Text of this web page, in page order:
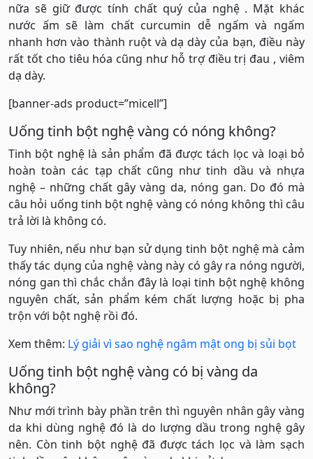
nữa sẽ giữ được tính chất quý của nghệ . Mặt khác
nước ấm sẽ làm chất curcumin dễ ngấm và ngấm
nhanh hơn vào thành ruột và dạ dày của bạn, điều này
rất tốt cho tiêu hóa cũng như hỗ trợ điều trị đau , viêm
dạ dày.
[banner-ads product=”micell”]
Uống tinh bột nghệ vàng có nóng không?
Tinh bột nghệ là sản phẩm đã được tách lọc và loại bỏ
hoàn toàn các tạp chất cũng như tinh dầu và nhựa
nghệ – những chất gây vàng da, nóng gan. Do đó mà
câu hỏi uống tinh bột nghệ vàng có nóng không thì câu
trả lời là không có.
Tuy nhiên, nếu như bạn sử dụng tinh bột nghệ mà cảm
thấy tác dụng của nghệ vàng này có gây ra nóng người,
nóng gan thì chắc chắn đây là loại tinh bột nghệ không
nguyên chất, sản phẩm kém chất lượng hoặc bị pha
trộn với bột nghệ rồi đó.
Xem thêm: Lý giải vì sao nghệ ngâm mật ong bị sủi bọt
Uống tinh bột nghệ vàng có bị vàng da
không?
Như mới trình bày phần trên thì nguyên nhân gây vàng
da khi dùng nghệ đó là do lượng dầu trong nghệ gây
nên. Còn tinh bột nghệ đã được tách lọc và làm sạch